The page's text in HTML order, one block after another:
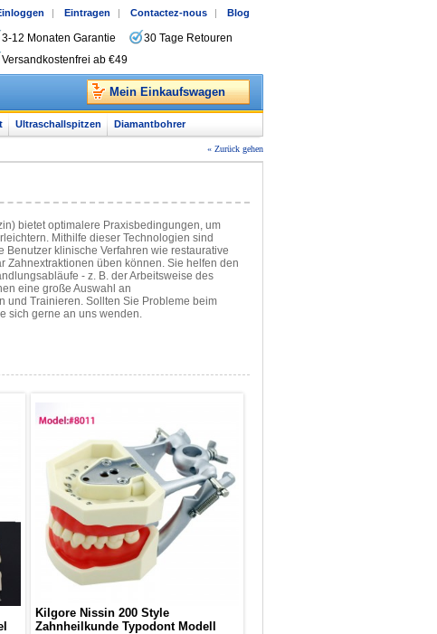
| Eintragen | Contactez-nous | Blog
3-12 Monaten Garantie
30 Tage Retouren
Versandkostenfrei ab €49
Mein Einkaufswagen
Ultraschallspitzen Diamantbohrer
« Zurück gehen
bietet optimalere Praxisbedingungen, um
Mithilfe dieser Technologien sind
klinische Verfahren wie restaurative
Zahnextraktionen üben können. Sie helfen den
- z. B. der Arbeitsweise des
eine große Auswahl an
und Trainieren. Sollten Sie Probleme beim
sich gerne an uns wenden.
Kilgore Nissin 200 Style
Zahnheilkunde Typodont Modell